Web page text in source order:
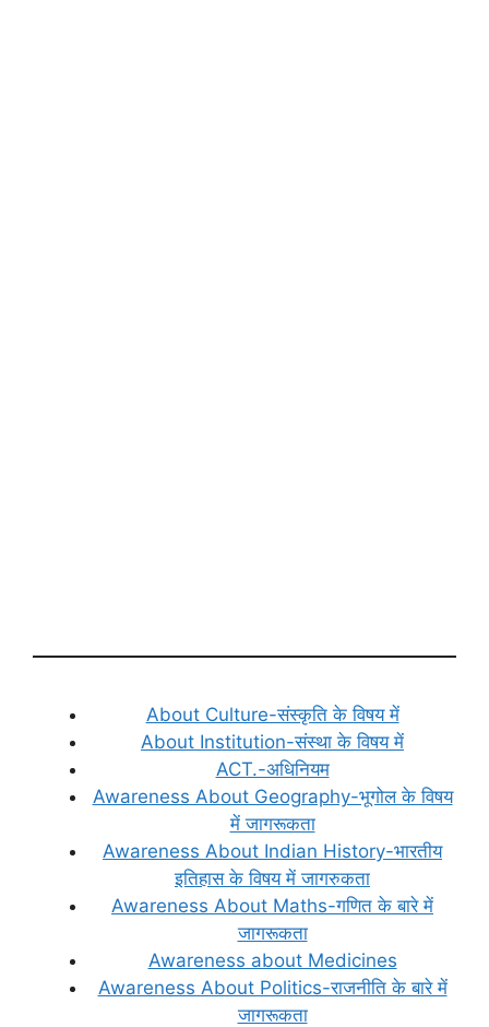
About Culture-संस्कृति के विषय में
About Institution-संस्था के विषय में
ACT.-अधिनियम
Awareness About Geography-भूगोल के विषय
में जागरूकता
Awareness About Indian History-भारतीय
इतिहास के विषय में जागरुकता
Awareness About Maths-गणित के बारे में
जागरूकता
Awareness about Medicines
Awareness About Politics-राजनीति के बारे में
जागरूकता